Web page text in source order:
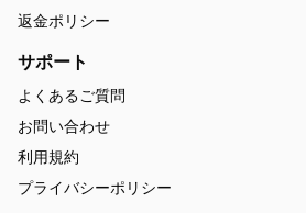
返金ポリシー
サポート
よくあるご質問
お問い合わせ
利用規約
プライバシーポリシー